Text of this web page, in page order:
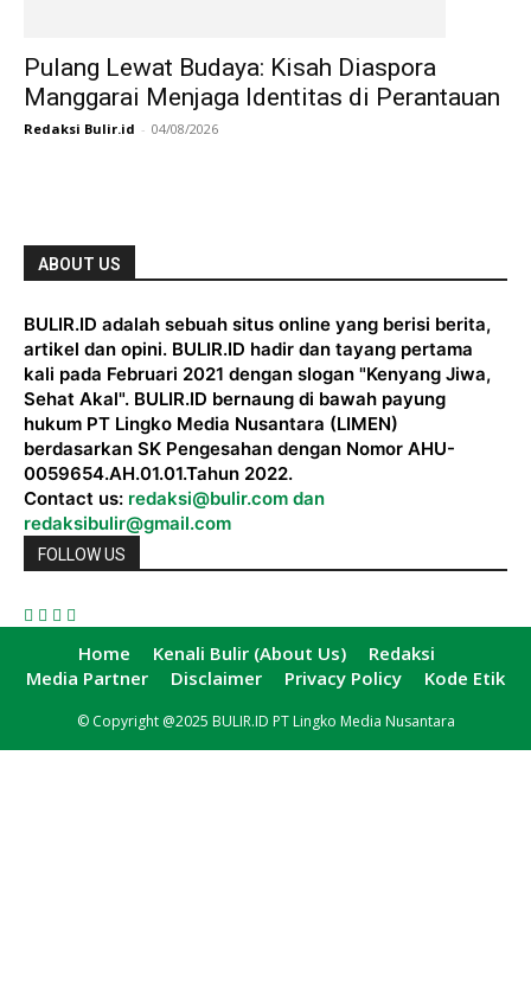
Pulang Lewat Budaya: Kisah Diaspora
Manggarai Menjaga Identitas di Perantauan
Redaksi Bulir.id - 04/08/2026
ABOUT US
BULIR.ID adalah sebuah situs online yang berisi berita,
artikel dan opini. BULIR.ID hadir dan tayang pertama
kali pada Februari 2021 dengan slogan "Kenyang Jiwa,
Sehat Akal". BULIR.ID bernaung di bawah payung
hukum PT Lingko Media Nusantara (LIMEN)
berdasarkan SK Pengesahan dengan Nomor AHU-
0059654.AH.01.01.Tahun 2022.
Contact us: redaksi@bulir.com dan
redaksibulir@gmail.com
FOLLOW US
Home Kenali Bulir (About Us)
Redaksi
Media Partner
Disclaimer Privacy Policy Kode Etik
© Copyright @2025 BULIR.ID PT Lingko Media Nusantara